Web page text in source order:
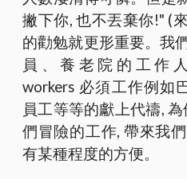
撇下你, 也不丟棄你!" (
的勸勉就更形重要。我
員、養老院的工作
workers 必須工作例如
員工等等的獻上代禱,
們冒險的工作, 帶來我
有某種程度的方便。